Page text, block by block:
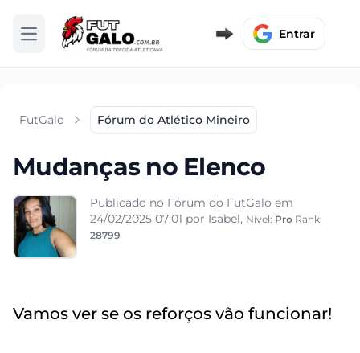
Abrir menu Entrar
FutGalo Fórum do Atlético Mineiro
Mudanças no Elenco
Publicado no Fórum do FutGalo em
24/02/2025 07:01 por Isabel, Nível: Pro Rank:
28799
Vamos ver se os reforços vão funcionar!